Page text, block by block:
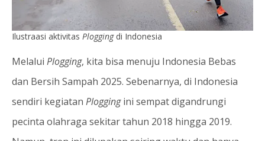
Ilustraasi aktivitas Ploggingdi Indonesia
Melalui Plogging, kita bisa menuju Indonesia Bebas
dan Bersih Sampah 2025. Sebenarnya, di Indonesia
sendiri kegiatan Ploggingini sempat digandrungi
pecinta olahraga sekitar tahun 2018 hingga 2019.